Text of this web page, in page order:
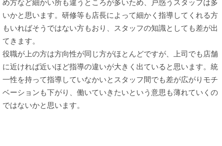
め方など細かい所も違うところが多いため、戸惑うスタッフは多
いかと思います。研修等も店長によって細かく指導してくれる方
もいればそうではない方もおり、スタッフの知識としても差が出
てきます。
役職が上の方は方向性が同じ方がほとんどですが、上司でも店舗
に近ければ近いほど指導の違いが大きく出ていると思います。統
一性を持って指導していなかいとスタッフ間でも差が広がりモチ
ベーションも下がり、働いていきたいという意思も薄れていくの
ではないかと思います。